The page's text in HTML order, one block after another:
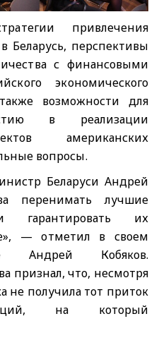
привлечения
Беларусь, перспективы
с финансовыми
экономического
возможности для
в реализации
американских
вопросы.
Беларуси Андрей
перенимать лучшие
их
— отметил в своем
Андрей Кобяков.
признал, что, несмотря
не получила тот приток
на который